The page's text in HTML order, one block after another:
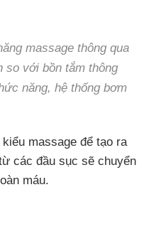
massage thông qua
so với bồn tắm thông
năng, hệ thống bơm
massage để tạo ra
các đầu sục sẽ chuyển
máu.